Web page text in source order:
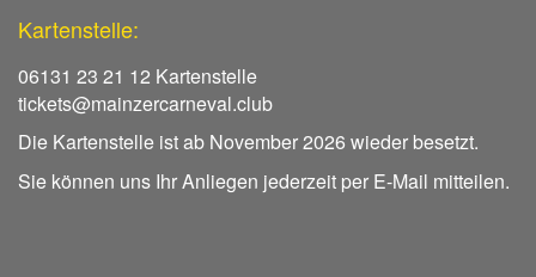
Kartenstelle:
06131 23 21 12 Kartenstelle
tickets@mainzercarneval.club
Die Kartenstelle ist ab November 2026 wieder besetzt.
Sie können uns Ihr Anliegen jederzeit per E-Mail mitteilen.